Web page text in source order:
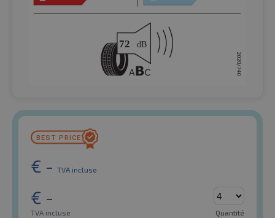
€ - TVA incluse
€ -
TVA incluse Quantité